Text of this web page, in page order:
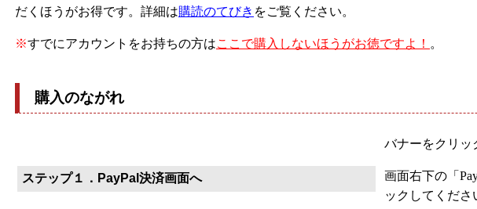
だくほうがお得です。詳細は購読のてびき をご覧ください。
※すでにアカウントをお持ちの方はここで購入しないほうがお徳ですよ！ 。
購入のながれ
ステップ１．PayPal決済画面へ
バナーをクリッ
画面右下の「
ックしてくださ